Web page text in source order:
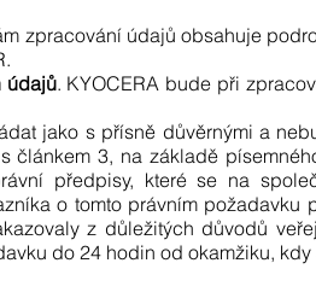
zpracování údajů obsahuje
údajů. KYOCERA bude při
jako s přísně důvěrnými a
3, na základě
předpisy, které se na
o tomto právním
z důležitých důvodů
do 24 hodin od okamžiku,